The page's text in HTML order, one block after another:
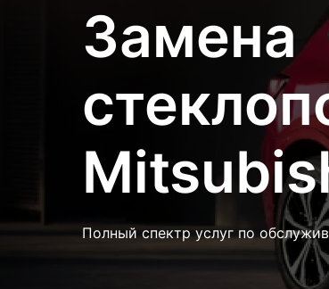
Замена
Полный спектр услуг по